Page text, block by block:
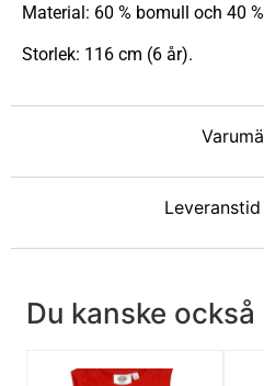
Material: 60 % bomull och 40
Storlek: 116 cm (6 år).
Du kanske också